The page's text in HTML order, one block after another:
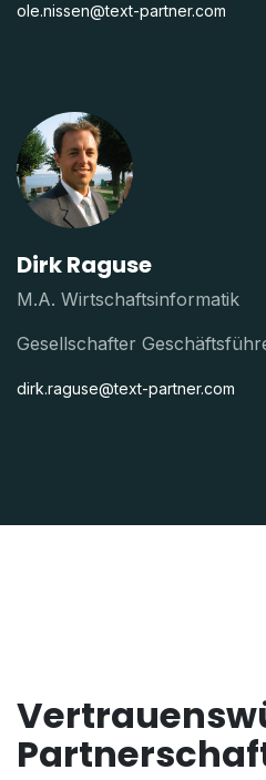
ole.nissen@text-partner.com
Dirk Raguse
M.A. Wirtschaftsinformatik
Gesellschafter
dirk.raguse@text-partner.com